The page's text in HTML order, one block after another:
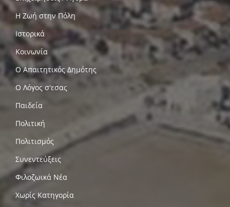
Η Ζωή στην Πόλη
Ιστορικά
Κοινωνία
Ο Απαιτητικός Δημότης
Ο Λόγος σ'εσας
Παιδεία
Πολιτική
Πολιτισμός
Συνεντεύξεις
Φιλοζωικά Νέα
Χωρίς Κατηγορία